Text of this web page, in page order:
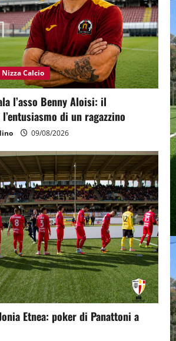
Nizza Calcio
l’asso Benny Aloisi: il
di un ragazzino
09/08/2026
Etnea: poker di Panattoni a